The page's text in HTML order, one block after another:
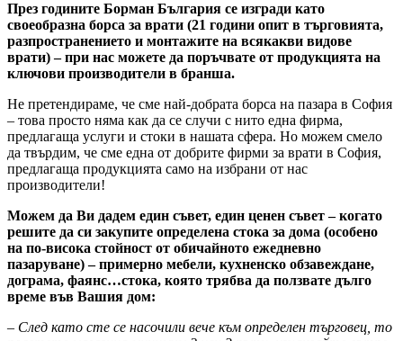
През годините Борман България се изгради като
своеобразна борса за врати (21 години опит в търговията,
разпространението и монтажите на всякакви видове
врати) – при нас можете да поръчвате от продукцията на
ключови производители в бранша.
Не претендираме, че сме най-добрата борса на пазара в София
– това просто няма как да се случи с нито една фирма,
предлагаща услуги и стоки в нашата сфера. Но можем смело
да твърдим, че сме една от добрите фирми за врати в София,
предлагаща продукцията само на избрани от нас
производители!
Можем да Ви дадем един съвет, един ценен съвет – когато
решите да си закупите определена стока за дома (особено
на по-висока стойност от обичайното ежедневно
пазаруване) – примерно мебели, кухненско обзавеждане,
дограма, фаянс…стока, която трябва да ползвате дълго
време във Вашия дом:
– След като сте се насочили вече към определен търговец, то